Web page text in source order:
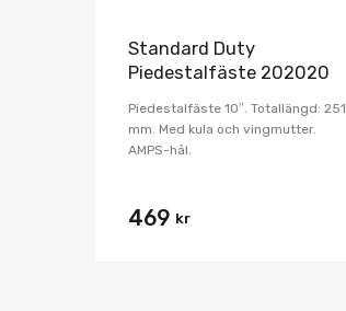
Standard Duty
Piedestalfäste 202020
Piedestalfäste 10″. Totallängd: 251
mm. Med kula och vingmutter.
AMPS-hål.
469 kr